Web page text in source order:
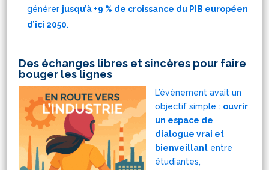
générer jusqu’à +9 % de croissance du PIB européen
d’ici 2050.
Des échanges libres et sincères pour faire
bouger les lignes
L’évènement avait un
objectif simple : ouvrir
un espace de
dialogue vrai et
bienveillant entre
étudiantes,